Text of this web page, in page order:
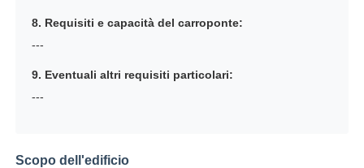
8. Requisiti e capacità del carroponte:
---
9. Eventuali altri requisiti particolari:
---
Scopo dell'edificio